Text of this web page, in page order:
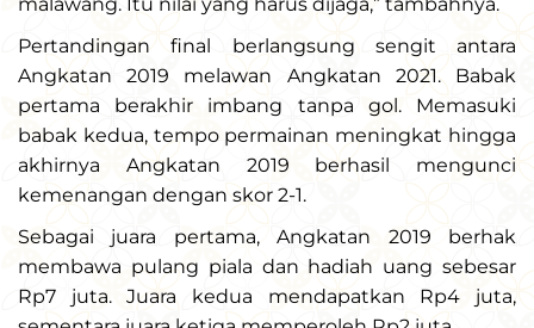
malawang. Itu nilai yang harus dijaga,” tambahnya.
Pertandingan final berlangsung sengit antara
Angkatan 2019 melawan Angkatan 2021. Babak
pertama berakhir imbang tanpa gol. Memasuki
babak kedua, tempo permainan meningkat hingga
akhirnya Angkatan 2019 berhasil mengunci
kemenangan dengan skor 2-1.
Sebagai juara pertama, Angkatan 2019 berhak
membawa pulang piala dan hadiah uang sebesar
Rp7 juta. Juara kedua mendapatkan Rp4 juta,